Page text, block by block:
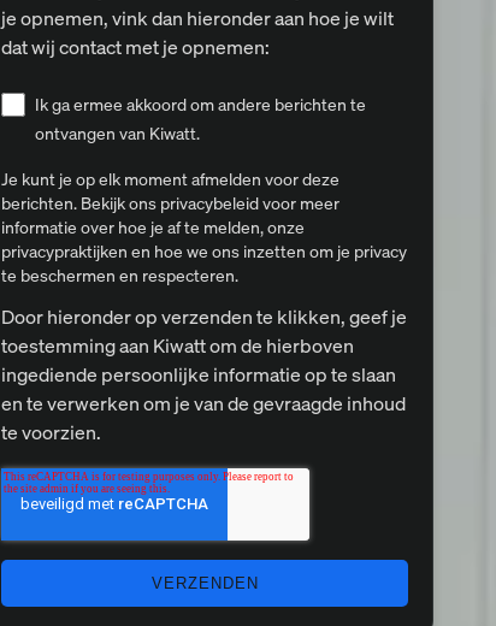
je opnemen, vink dan hieronder aan hoe je wilt
dat wij contact met je opnemen:
Ik ga ermee akkoord om andere berichten te
ontvangen van Kiwatt.
Je kunt je op elk moment afmelden voor deze
berichten. Bekijk ons privacybeleid voor meer
informatie over hoe je af te melden, onze
privacypraktijken en hoe we ons inzetten om je privacy
te beschermen en respecteren.
Door hieronder op verzenden te klikken, geef je
toestemming aan Kiwatt om de hierboven
ingediende persoonlijke informatie op te slaan
en te verwerken om je van de gevraagde inhoud
te voorzien.